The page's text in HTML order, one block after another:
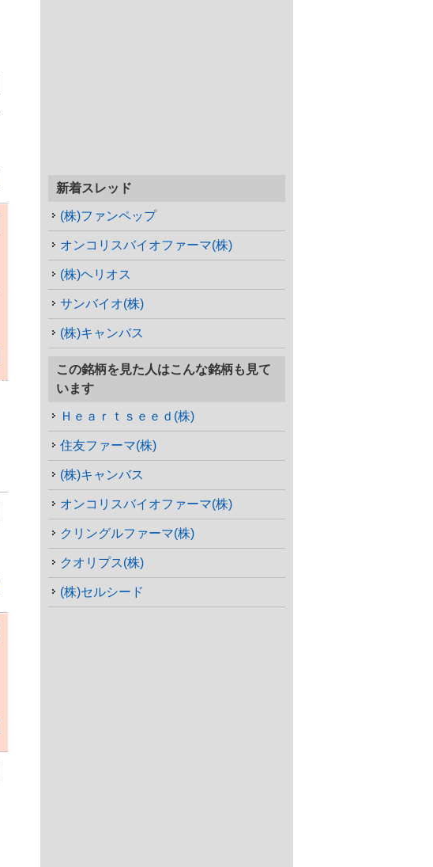
新着スレッド
(株)ファンペップ
オンコリスバイオファーマ(株)
(株)ヘリオス
サンバイオ(株)
(株)キャンバス
この銘柄を見た人はこんな銘柄も見て
います
Ｈｅａｒｔｓｅｅｄ(株)
住友ファーマ(株)
(株)キャンバス
オンコリスバイオファーマ(株)
クリングルファーマ(株)
クオリプス(株)
(株)セルシード